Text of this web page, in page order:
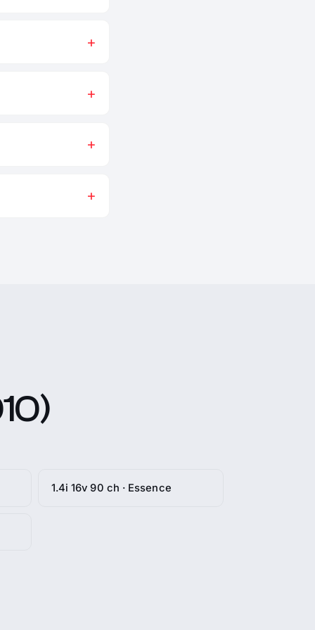
1.4i 16v 90 ch · Essence